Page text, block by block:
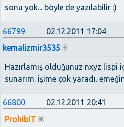
sonu yok... böyle de yazılabilir :)
66799
02.12.2011 17:04
kemalizmir3535
Hazırlamış olduğunuz nxyz lispi
sunarım. işime çok yaradı.
66800
02.12.2011 20:41
ProhibiT